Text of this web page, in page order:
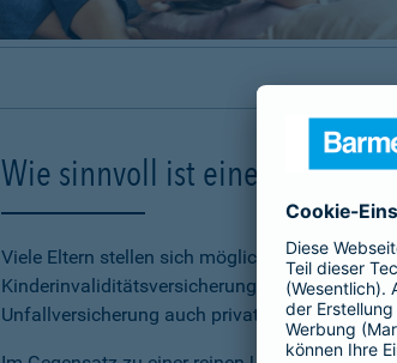
Wie sinnvoll ist eine
Viele Eltern stellen sich möglicherweise die
Kinderinvaliditätsversicherung abschließen
Unfallversicherung auch private